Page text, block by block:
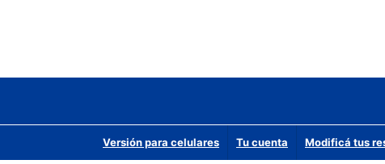
Versión para celulares Tu cuenta Modificá tus